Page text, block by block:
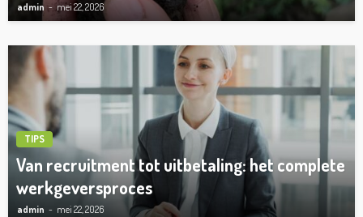
admin mei 22, 2026
TIPS
Van recruitment tot uitbetaling: het complete
werkgeversproces
admin mei 22, 2026